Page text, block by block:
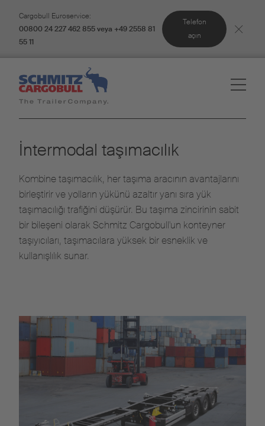
Cargobull Euroservice:
00800 24 227 462 855 veya +49 2558 81
55 11
Telefon
açın
İntermodal taşımacılık
Kombine taşımacılık, her taşıma aracının avantajlarını
birleştirir ve yolların yükünü azaltır yanı sıra yük
taşımacılığı trafiğini düşürür. Bu taşıma zincirinin sabit
bir bileşeni olarak Schmitz Cargobull'un konteyner
taşıyıcıları, taşımacılara yüksek bir esneklik ve
kullanışlılık sunar.